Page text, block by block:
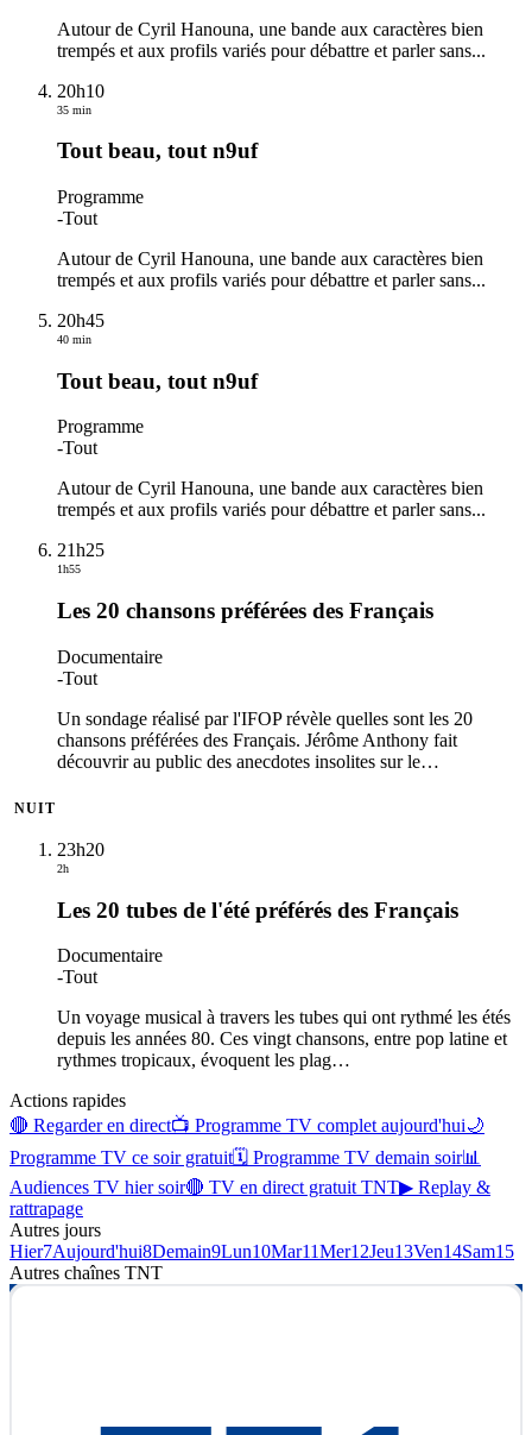
Autour de Cyril Hanouna, une bande aux caractères bien
trempés et aux profils variés pour débattre et parler sans...
20h10
35 min
Tout beau, tout n9uf
Programme
-Tout
Autour de Cyril Hanouna, une bande aux caractères bien
trempés et aux profils variés pour débattre et parler sans...
20h45
40 min
Tout beau, tout n9uf
Programme
-Tout
Autour de Cyril Hanouna, une bande aux caractères bien
trempés et aux profils variés pour débattre et parler sans...
21h25
1h55
Les 20 chansons préférées des Français
Documentaire
-Tout
Un sondage réalisé par l'IFOP révèle quelles sont les 20
chansons préférées des Français. Jérôme Anthony fait
découvrir au public des anecdotes insolites sur le…
NUIT
23h20
2h
Les 20 tubes de l'été préférés des Français
Documentaire
-Tout
Un voyage musical à travers les tubes qui ont rythmé les étés
depuis les années 80. Ces vingt chansons, entre pop latine et
rythmes tropicaux, évoquent les plag…
Actions rapides
🔴 Regarder en direct📺 Programme TV complet aujourd'hui🌙
Programme TV ce soir gratuit🗓 Programme TV demain soir📊
Audiences TV hier soir🔴 TV en direct gratuit TNT▶ Replay &
rattrapage
Autres jours
Hier7Aujourd'hui8Demain9Lun10Mar11Mer12Jeu13Ven14Sam15
Autres chaînes TNT